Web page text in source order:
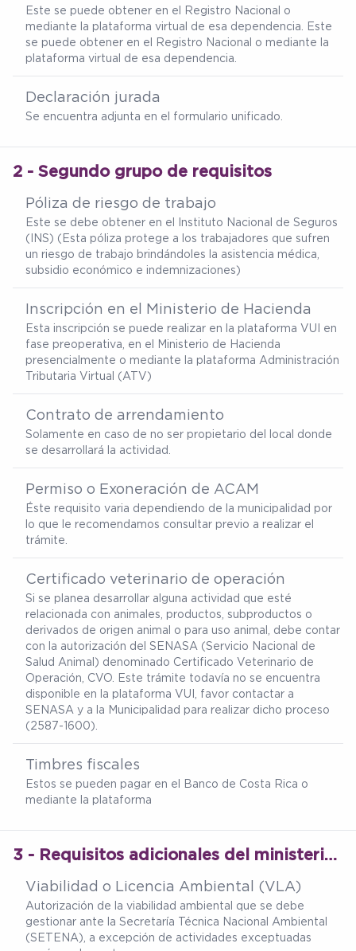
Este se puede obtener en el Registro Nacional o
mediante la plataforma virtual de esa dependencia. Este
se puede obtener en el Registro Nacional o mediante la
plataforma virtual de esa dependencia.
Declaración jurada
Se encuentra adjunta en el formulario unificado.
2 - Segundo grupo de requisitos
Póliza de riesgo de trabajo
Este se debe obtener en el Instituto Nacional de Seguros
(INS) (Esta póliza protege a los trabajadores que sufren
un riesgo de trabajo brindándoles la asistencia médica,
subsidio económico e indemnizaciones)
Inscripción en el Ministerio de Hacienda
Esta inscripción se puede realizar en la plataforma VUI en
fase preoperativa, en el Ministerio de Hacienda
presencialmente o mediante la plataforma Administración
Tributaria Virtual (ATV)
Contrato de arrendamiento
Solamente en caso de no ser propietario del local donde
se desarrollará la actividad.
Permiso o Exoneración de ACAM
Éste requisito varia dependiendo de la municipalidad por
lo que le recomendamos consultar previo a realizar el
trámite.
Certificado veterinario de operación
Si se planea desarrollar alguna actividad que esté
relacionada con animales, productos, subproductos o
derivados de origen animal o para uso animal, debe contar
con la autorización del SENASA (Servicio Nacional de
Salud Animal) denominado Certificado Veterinario de
Operación, CVO. Este trámite todavía no se encuentra
disponible en la plataforma VUI, favor contactar a
SENASA y a la Municipalidad para realizar dicho proceso
(2587-1600).
Timbres fiscales
Estos se pueden pagar en el Banco de Costa Rica o
mediante la plataforma
3 - Requisitos adicionales del ministerio de salud
Viabilidad o Licencia Ambiental (VLA)
Autorización de la viabilidad ambiental que se debe
gestionar ante la Secretaría Técnica Nacional Ambiental
(SETENA), a excepción de actividades exceptuadas